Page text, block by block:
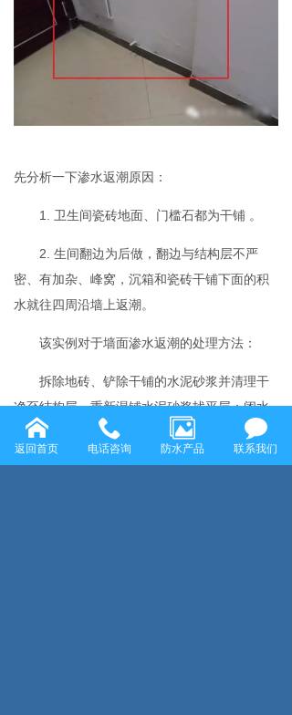
先分析一下渗水返潮原因：
1. 卫生间瓷砖地面、门槛石都为干铺 。
2. 生间翻边为后做，翻边与结构层不严
密、有加杂、峰窝，沉箱和瓷砖干铺下面的积
水就往四周沿墙上返潮。
该实例对于墙面渗水返潮的处理方法：
拆除地砖、铲除干铺的水泥砂浆并清理干
净至结构层，重新湿铺水泥砂浆找平层；闭水
试验至不漏水，再做聚氨酯防水层
水泥砂浆湿贴地砖
返回首页 电话咨询 防水产品 联系我们